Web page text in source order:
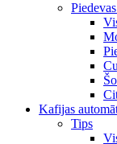
Kafijas
Tips